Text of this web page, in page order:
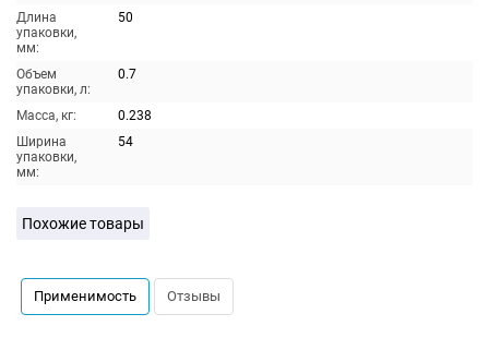
Длина
упаковки,
мм:
50
Объем
упаковки, л:
0.7
Масса, кг:
0.238
Ширина
упаковки,
мм:
54
Похожие товары
Применимость Отзывы